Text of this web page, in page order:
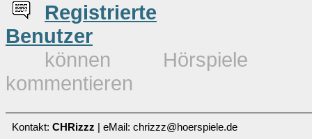
Registrierte
Benutzer
können Hörspiele
kommentieren
Kontakt: CHRizzz | eMail: chrizzz@hoerspiele.de